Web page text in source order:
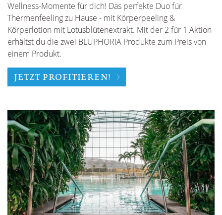
Wellness-Momente für dich! Das perfekte Duo für
Thermenfeeling zu Hause - mit Körperpeeling &
Körperlotion mit Lotusblütenextrakt. Mit der 2 für 1 Aktion
erhältst du die zwei BLUPHORIA Produkte zum Preis von
einem Produkt.
JETZT PROFITIEREN!